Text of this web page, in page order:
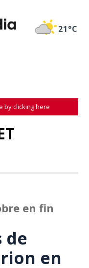
21°C
by clicking here
en fin
de
en